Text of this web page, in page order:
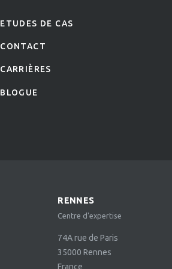
ETUDES DE CAS
CONTACT
CARRIÈRES
BLOGUE
RENNES
Centre d'expertise
74A rue de Paris
35000 Rennes
France